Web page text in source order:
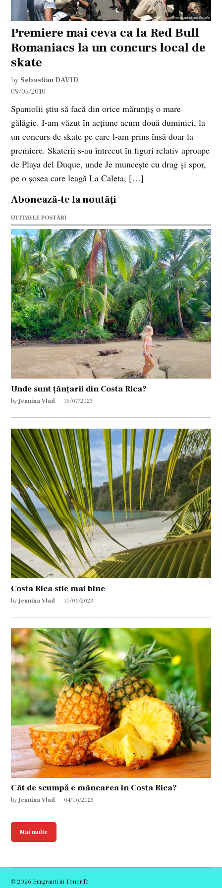
Premiere mai ceva ca la Red Bull
Romaniacs la un concurs local de
skate
by Sebastian DAVID
09/05/2010
Spaniolii ştiu să facă din orice mărunţiş o mare
gălăgie. I-am văzut în acţiune acum două duminici, la
un concurs de skate pe care l-am prins însă doar la
premiere. Skaterii s-au întrecut în figuri relativ aproape
de Playa del Duque, unde Je munceşte cu drag şi spor,
pe o şosea care leagă La Caleta, […]
Abonează-te la noutăți
ULTIMELE POSTĂRI
Unde sunt țânțarii din Costa Rica?
by Jeanina Vlad 16/07/2023
Costa Rica stie mai bine
by Jeanina Vlad 10/06/2023
Cât de scumpă e mâncarea în Costa Rica?
by Jeanina Vlad 04/06/2023
Mai multe
© 2026 Emigranti in Tenerife